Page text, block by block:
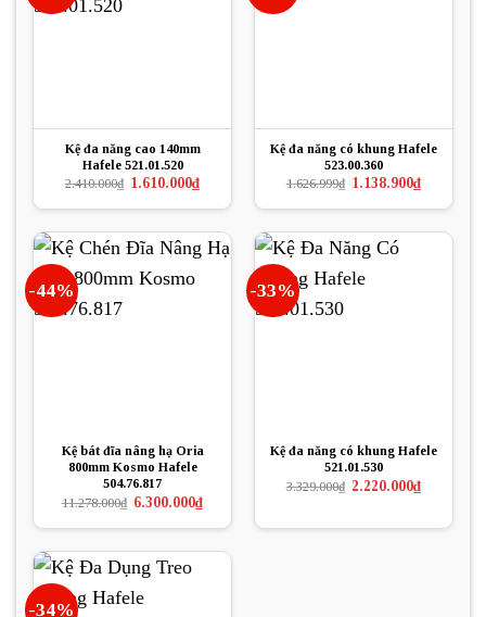
Kệ đa năng cao 140mm
Hafele 521.01.520
2.410.000₫ Giá
là:
1.610.000₫Giá
hiện
tại
1.610.000₫.
Kệ đa năng có khung Hafele
523.00.360
1.626.999₫ Giá
là:
1.138.900₫Giá
hiện
tại
1.138.900₫.
-44%
Kệ bát đĩa nâng hạ Oria
800mm Kosmo Hafele
504.76.817
11.278.000₫ Giá
là:
6.300.000₫Giá
hiện
tại
6.300.000₫.
-33%
Kệ đa năng có khung Hafele
521.01.530
3.329.000₫ Giá
2.220.000₫Giá
hiện
-34%